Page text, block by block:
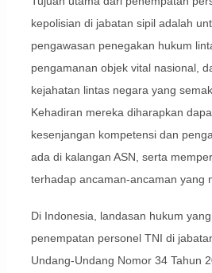
kepolisian di jabatan sipil adalah
pengawasan penegakan hukum
pengamanan objek vital nasional,
kejahatan lintas negara yang
Kehadiran mereka diharapkan
kesenjangan kompetensi dan
ada di kalangan ASN, serta
terhadap ancaman-ancaman yang
Di Indonesia, landasan hukum
penempatan personel TNI di
Undang-Undang Nomor 34 Tahun